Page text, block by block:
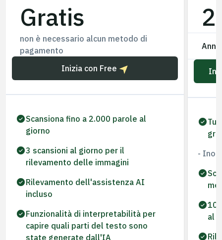
Gratis
non è necessario alcun metodo di
pagamento
Inizia con Free
Scansiona fino a 2.000 parole al
giorno
3 scansioni al giorno per il
rilevamento delle immagini
Rilevamento dell'assistenza AI
incluso
Funzionalità di interpretabilità per
capire quali parti del testo sono
state generate dall'IA
-
al